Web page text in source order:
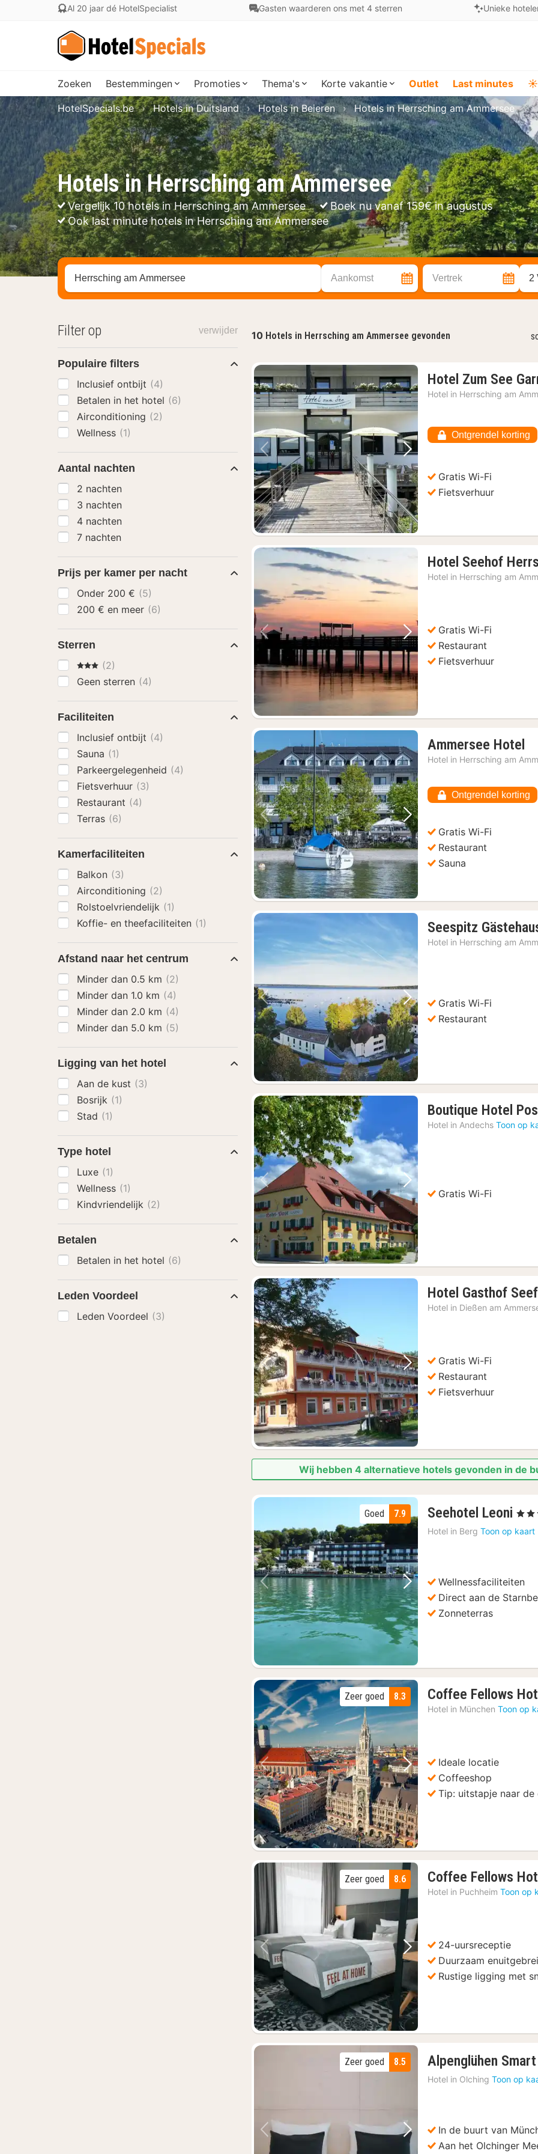
Al 20 jaar dé HotelSpecialist Gasten waarderen ons met 4 sterren Unieke
Zoeken Bestemmingen Promoties Thema's Korte vakantie Outlet Last minutes ☀️
Hotels in Herrsching am Ammersee
Vergelijk 10 hotels in Herrsching am Ammersee
Boek nu vanaf 159€ in augustus
Ook last minute hotels in Herrsching am Ammersee
HotelSpecials.be Hotels in Duitsland Hotels in Beieren Hotels in Herrsching am Ammersee
Zoek op hotel, regio of stad Aankomst Vertrek 2
10 Hotels in Herrsching am Ammersee gevonden
Vorige foto Volgende foto
Hotel Zum See
Hotel in Herrsching am
Ontgrendel korting
Gratis Wi-Fi
Fietsverhuur
Vorige foto Volgende foto
Hotel Seehof
Hotel in Herrsching am
Gratis Wi-Fi
Restaurant
Fietsverhuur
Vorige foto Volgende foto
Ammersee Hotel
€
Hotel in Herrsching am
Ontgrendel korting
Gratis Wi-Fi
Restaurant
Sauna
Vorige foto Volgende foto
Seespitz
Hotel in Herrsching am
Gratis Wi-Fi
Restaurant
Vorige foto Volgende foto
Boutique Hotel
Hotel in Andechs Toon op
Gratis Wi-Fi
Vorige foto Volgende foto
Hotel Gasthof
Hotel in Dießen am
Gratis Wi-Fi
Restaurant
Fietsverhuur
Wij hebben 4 alternatieve hotels gevonden in de
Vorige foto Volgende foto
7.9
Goed Seehotel Leoni 2
, 4
Hotel in Berg Toon op kaart
Wellnessfaciliteiten
Direct aan de
Zonneterras
Vorige foto Volgende foto
8.3
Zeer goed Coffee Fellows
Hotel in München Toon op
Ideale locatie
Coffeeshop
Tip: uitstapje naar de
Vorige foto Volgende foto
8.6
Zeer goed Coffee Fellows
Hotel in Puchheim Toon op
24-uursreceptie
Duurzaam
Rustige ligging met
Vorige foto Volgende foto
8.5
Zeer goed Alpenglühen
Hotel in Olching Toon op
In de buurt van
Aan het Olchinger
Filter op verwijder
Populaire filters
Inclusief ontbijt (4)
Betalen in het hotel (6)
Airconditioning (2)
Wellness (1)
Aantal nachten
2 nachten
3 nachten
4 nachten
7 nachten
Prijs per kamer per nacht
Onder 200 € (5)
200 € en meer (6)
Sterren
3 Sterren
(2)
Geen sterren (4)
Faciliteiten
Inclusief ontbijt (4)
Sauna (1)
Parkeergelegenheid (4)
Fietsverhuur (3)
Restaurant (4)
Terras (6)
Kamerfaciliteiten
Balkon (3)
Airconditioning (2)
Rolstoelvriendelijk (1)
Koffie- en theefaciliteiten (1)
Afstand naar het centrum
Minder dan 0.5 km (2)
Minder dan 1.0 km (4)
Minder dan 2.0 km (4)
Minder dan 5.0 km (5)
Ligging van het hotel
Aan de kust (3)
Bosrijk (1)
Stad (1)
Type hotel
Luxe (1)
Wellness (1)
Kindvriendelijk (2)
Betalen
Betalen in het hotel (6)
Leden Voordeel
Leden Voordeel (3)